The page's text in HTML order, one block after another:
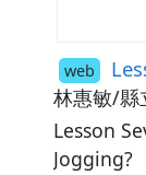
web
林惠敏/縣
Lesson Seven How Often
Jogging?